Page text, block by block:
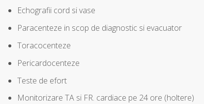
Echografii cord si vase
Paracenteze in scop de diagnostic si evacuator
Toracocenteze
Pericardocenteze
Teste de efort
Monitorizare TA si FR. cardiace pe 24 ore (holtere)